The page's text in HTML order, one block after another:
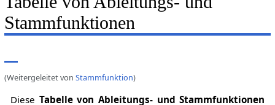
Stammfunktionen
(Weitergeleitet von Stammfunktion)
Diese Tabelle von Ableitungs- und Stammfunktionen